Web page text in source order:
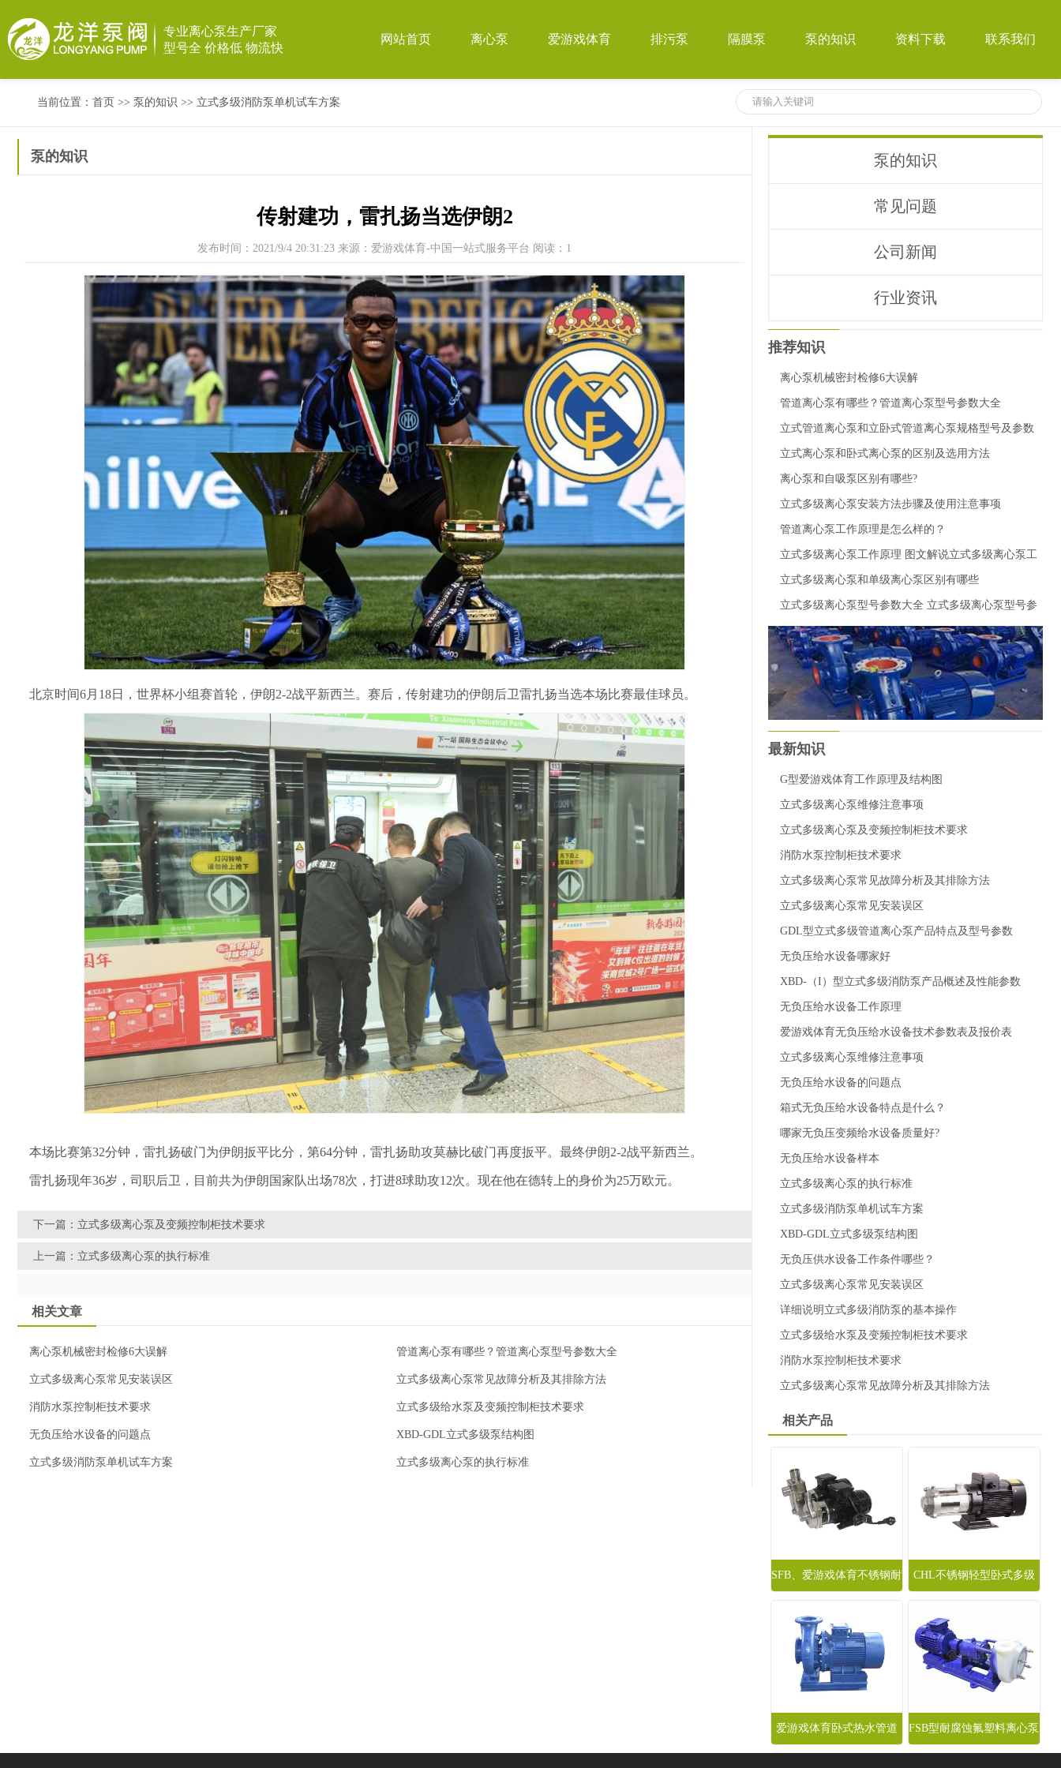
专业离心泵生产厂家
型号全 价格低 物流快
网站首页 离心泵 爱游戏体育 排污泵 隔膜泵 泵的知识 资料下载 联系我们
当前位置： 首页 >> 泵的知识 >> 立式多级消防泵单机试车方案
泵的知识
传射建功，雷扎扬当选伊朗2
发布时间：2021/9/4 20:31:23 来源：爱游戏体育-中国一站式服务平台 阅读：1
北京时间6月18日，世界杯小组赛首轮，伊朗2-2战平新西兰。赛后，传射建功的伊朗后卫雷扎扬当选本场比赛最佳球员。
本场比赛第32分钟，雷扎扬破门为伊朗扳平比分，第64分钟，雷扎扬助攻莫赫比破门再度扳平。最终伊朗2-2战平新西兰。
雷扎扬现年36岁，司职后卫，目前共为伊朗国家队出场78次，打进8球助攻12次。现在他在德转上的身价为25万欧元。
下一篇： 立式多级离心泵及变频控制柜技术要求
上一篇： 立式多级离心泵的执行标准
相关文章
离心泵机械密封检修6大误解 管道离心泵有哪些？管道离心泵型号参数大全
立式多级离心泵常见安装误区 立式多级离心泵常见故障分析及其排除方法
消防水泵控制柜技术要求 立式多级给水泵及变频控制柜技术要求
无负压给水设备的问题点 XBD-GDL立式多级泵结构图
立式多级消防泵单机试车方案 立式多级离心泵的执行标准
泵的知识
常见问题
公司新闻
行业资讯
推荐知识
离心泵机械密封检修6大误解
管道离心泵有哪些？管道离心泵型号参数大全
立式管道离心泵和立卧式管道离心泵规格型号及参数
大全立式离心泵和卧式离心泵的区别及选用方法
离心泵和自吸泵区别有哪些?
立式多级离心泵安装方法步骤及使用注意事项
管道离心泵工作原理是怎么样的？
立式多级离心泵工作原理 图文解说立式多级离心泵工
作原理
立式多级离心泵和单级离心泵区别有哪些
立式多级离心泵型号参数大全 立式多级离心泵型号参
数一览表
最新知识
G型爱游戏体育工作原理及结构图
立式多级离心泵维修注意事项
立式多级离心泵及变频控制柜技术要求
消防水泵控制柜技术要求
立式多级离心泵常见故障分析及其排除方法
立式多级离心泵常见安装误区
GDL型立式多级管道离心泵产品特点及型号参数
无负压给水设备哪家好
XBD-（I）型立式多级消防泵产品概述及性能参数
无负压给水设备工作原理
爱游戏体育无负压给水设备技术参数表及报价表
立式多级离心泵维修注意事项
无负压给水设备的问题点
箱式无负压给水设备特点是什么？
哪家无负压变频给水设备质量好?
无负压给水设备样本
立式多级离心泵的执行标准
立式多级消防泵单机试车方案
XBD-GDL立式多级泵结构图
无负压供水设备工作条件哪些？
立式多级离心泵常见安装误区
详细说明立式多级消防泵的基本操作
立式多级给水泵及变频控制柜技术要求
消防水泵控制柜技术要求
立式多级离心泵常见故障分析及其排除方法
相关产品
SFB、爱游戏体育不锈钢耐 CHL不锈钢轻型卧式多级
爱游戏体育卧式热水管道 FSB型耐腐蚀氟塑料离心泵